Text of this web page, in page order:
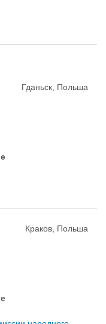
Гданьск, Польша
Краков, Польша